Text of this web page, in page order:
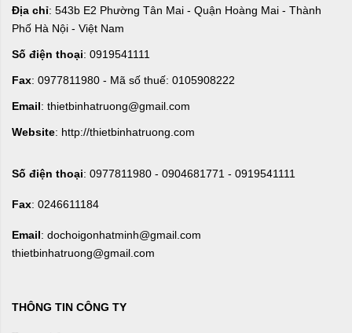
Địa chỉ: 543b E2 Phường Tân Mai - Quận Hoàng Mai - Thành
Phố Hà Nội - Việt Nam
Số điện thoại: 0919541111
Fax: 0977811980 - Mã số thuế: 0105908222
Email: thietbinhatruong@gmail.com
Website: http://thietbinhatruong.com
Số điện thoại: 0977811980 - 0904681771 - 0919541111
Fax: 0246611184
Email: dochoigonhatminh@gmail.com
thietbinhatruong@gmail.com
THÔNG TIN CÔNG TY